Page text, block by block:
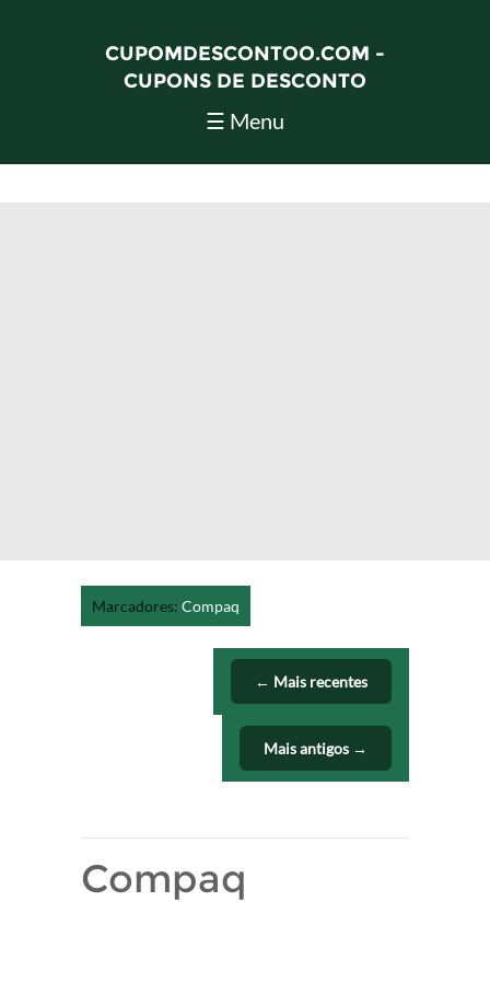
CUPOMDESCONTOO.COM -
CUPONS DE DESCONTO
☰ Menu
Marcadores: Compaq
← Mais recentes
Mais antigos →
Compaq